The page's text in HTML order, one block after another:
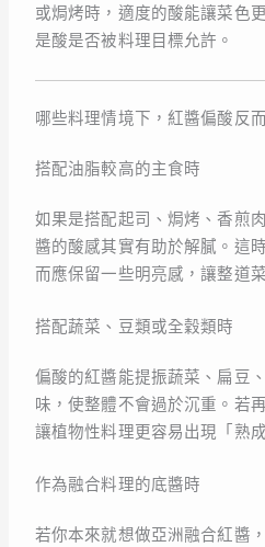
或焗烤時，適度的酸能讓菜色
是酸是否被料理目標允許。
哪些料理情境下，紅醬偏酸反
搭配油脂較高的主食時
如果是搭配起司、焗烤、香煎
醬的酸感其實有助於解膩。這
而應保留一些明亮感，讓整道
搭配蔬菜、豆類或全穀類時
偏酸的紅醬能提振蔬菜、扁豆
味，使整體不會過於沉重。若
讓植物性料理更容易出現「熟
作為融合料理的底醬時
若你本來就想做亞洲融合紅醬